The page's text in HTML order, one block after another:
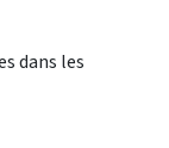
dans les